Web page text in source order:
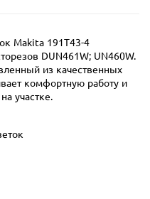
Makita 191T43-4
DUN461W; UN460W.
из качественных
комфортную работу и
участке.